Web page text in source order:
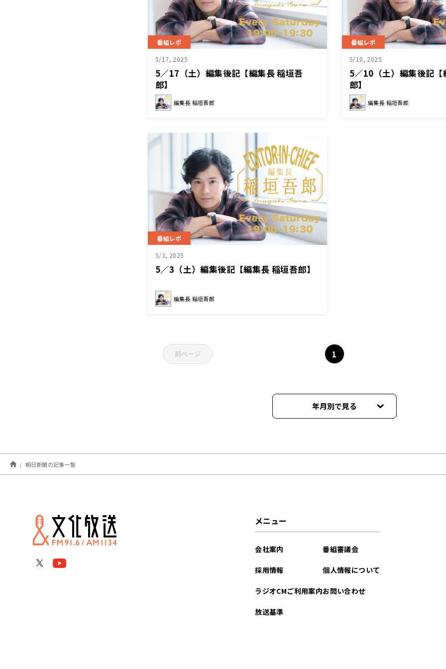
番組レポ
5/17, 2025
5／17（土）編集後記【編集長 稲垣吾
郎】
編集長 稲垣吾郎
番組レポ
5/10, 2025
5／10（土）編集後記【
郎】
編集長 稲垣吾郎
番組レポ
5/3, 2025
5／3（土）編集後記【編集長 稲垣吾郎】
編集長 稲垣吾郎
前ページ 1
年月別で見る
2023年05月
2022年03月
朝日新聞の記事一覧
メニュー
会社案内
採用情報
ラジオCMご利用案内
放送基準
番組審議会
個人情報について
お問い合わせ